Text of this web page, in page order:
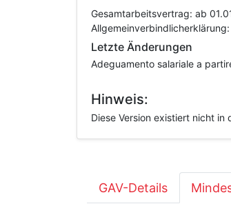
Gesamtarbeitsvertrag: ab
Allgemeinverbindlicherklärung:
Letzte Änderungen
Adeguamento salariale a
Hinweis:
Diese Version existiert nicht
GAV-Details